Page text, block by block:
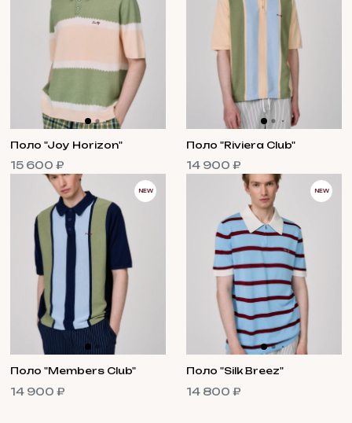
Поло "Joy Horizon"
15 600 ₽
Поло "Riviera Club"
14 900 ₽
NEW
Поло "Members Club"
14 900 ₽
NEW
Поло "Silk Breez"
14 800 ₽